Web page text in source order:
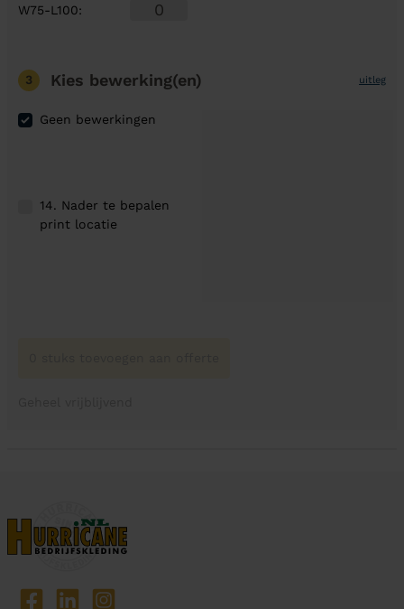
W75-L100:
3 Kies bewerking(en) uitleg
Geen bewerkingen
14. Nader te bepalen
print locatie